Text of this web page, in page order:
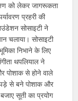
को लेकर जागरूकता
प्रहरी की
सोसाइटी ने
चलाया। सोसाइटी
निभाने के लिए
थपलियाल ने
पोशाक से होने वाले
से बने पोशाक और
सूती का प्रयोग